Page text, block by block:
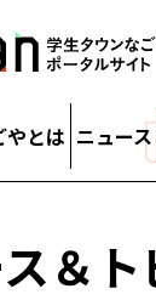
やとは ニュー
＆